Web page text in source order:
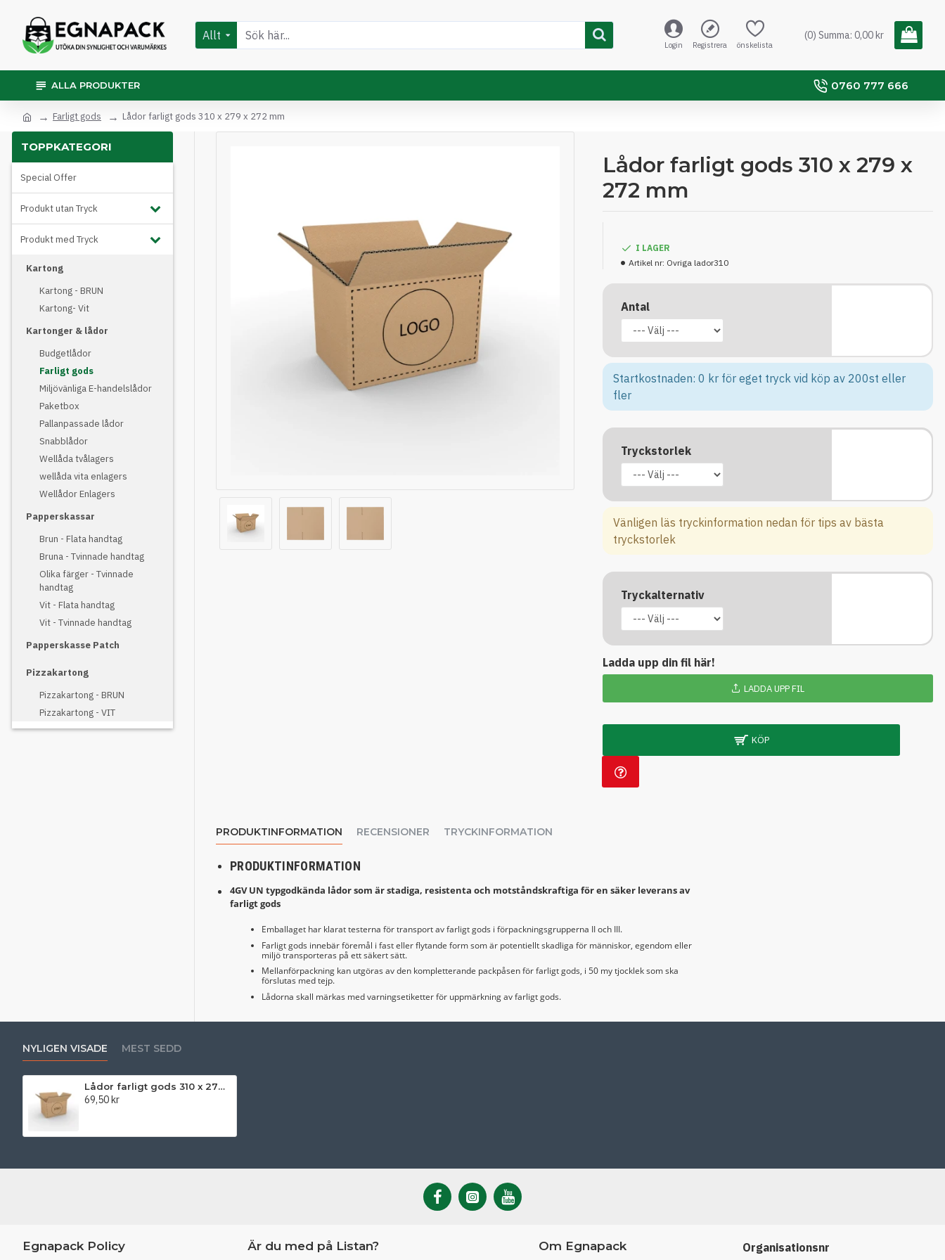
Allt
Login Registrera önskelista
(0) Summa: 0,00 kr
ALLA PRODUKTER 0760 777 666
Farligt gods Lådor farligt gods 310 x 279 x 272 mm
TOPPKATEGORI
Special Offer
Produkt utan Tryck
Produkt med Tryck
Kartong
Kartong - BRUN
Kartong- Vit
Kartonger & lådor
Budgetlådor
Farligt gods
Miljövänliga E-handelslådor
Paketbox
Pallanpassade lådor
Snabblådor
Wellåda tvålagers
wellåda vita enlagers
Wellådor Enlagers
Papperskassar
Brun - Flata handtag
Bruna - Tvinnade handtag
Olika färger - Tvinnade
handtag
Vit - Flata handtag
Vit - Tvinnade handtag
Papperskasse Patch
Pizzakartong
Pizzakartong - BRUN
Pizzakartong - VIT
Lådor farligt gods 310 x 279 x
272 mm
I LAGER
Artikel nr: Ovriga lador310
Antal
Startkostnaden: 0 kr för eget tryck vid köp av 200st eller
fler
Tryckstorlek
Vänligen läs tryckinformation nedan för tips av bästa
tryckstorlek
Tryckalternativ
Ladda upp din fil här!
LADDA UPP FIL
KÖP
PRODUKTINFORMATION RECENSIONER TRYCKINFORMATION
PRODUKTINFORMATION
4GV UN typgodkända lådor som är stadiga, resistenta och motståndskraftiga för en säker leverans av
farligt gods
Emballaget har klarat testerna för transport av farligt gods i förpackningsgrupperna II och III.
Farligt gods innebär föremål i fast eller flytande form som är potentiellt skadliga för människor, egendom eller
miljö transporteras på ett säkert sätt.
Mellanförpackning kan utgöras av den kompletterande packpåsen för farligt gods, i 50 my tjocklek som ska
förslutas med tejp.
Lådorna skall märkas med varningsetiketter för uppmärkning av farligt gods.
NYLIGEN VISADE MEST SEDD
Lådor farligt gods 310 x 279 x 272 mm
69,50 kr
Egnapack Policy Är du med på Listan? Om Egnapack
Organisationsnr